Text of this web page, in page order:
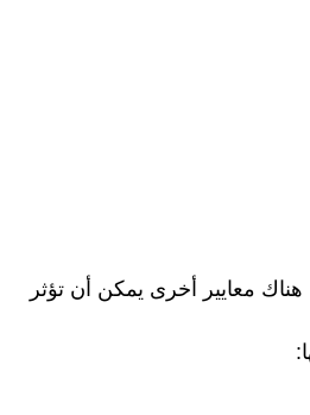
هناك معايير أخرى يمكن أن تؤثر